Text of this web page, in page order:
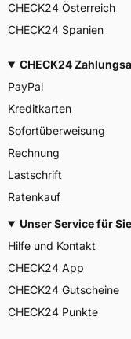
CHECK24 Österreich
CHECK24 Spanien
CHECK24
PayPal
Kreditkarten
Sofortüberweisung
Rechnung
Lastschrift
Ratenkauf
Unser Service für Sie
Hilfe und Kontakt
CHECK24 App
CHECK24 Gutscheine
CHECK24 Punkte